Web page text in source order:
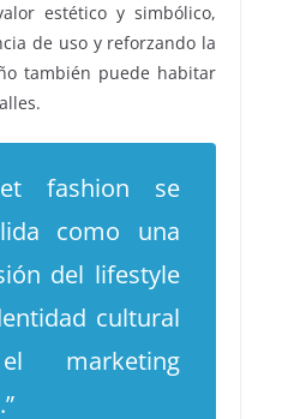
estético y simbólico,
de uso y reforzando la
también puede habitar
fashion se
como una
del lifestyle
cultural
marketing